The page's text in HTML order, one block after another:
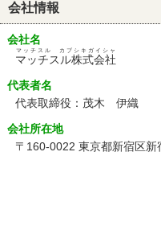
会社情報
会社名
マッチスル株式会社
マッチスル カブシキガイシャ
代表者名
代表取締役：茂木 伊織
会社所在地
〒160-0022 東京都新宿区